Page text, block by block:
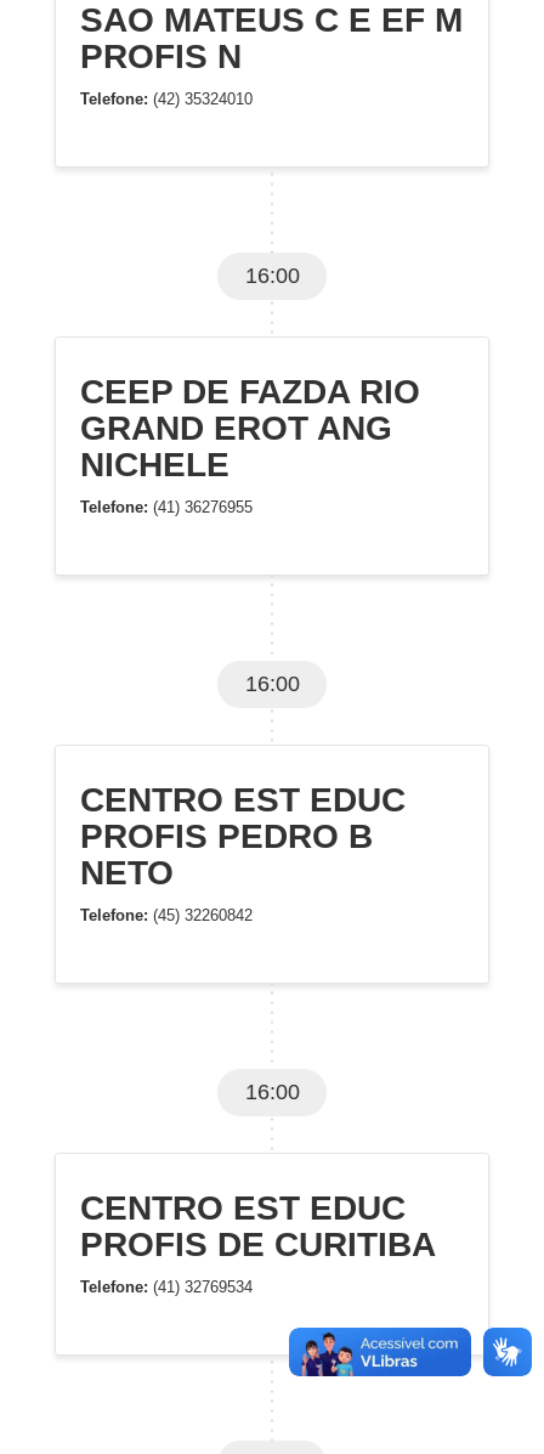
SAO MATEUS C E EF M
PROFIS N
Telefone: (42) 35324010
16:00
CEEP DE FAZDA RIO
GRAND EROT ANG
NICHELE
Telefone: (41) 36276955
16:00
CENTRO EST EDUC
PROFIS PEDRO B
NETO
Telefone: (45) 32260842
16:00
CENTRO EST EDUC
PROFIS DE CURITIBA
Telefone: (41) 32769534